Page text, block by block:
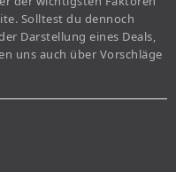
Solltest du dennoch
Darstellung eines Deals,
uns auch über Vorschläge